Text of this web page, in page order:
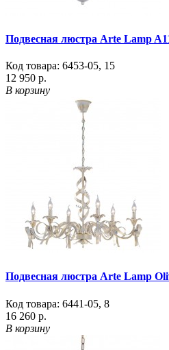
Подвесная люстра Arte Lamp
Код товара: 6453-05, 15
12 950 р.
В корзину
Подвесная люстра Arte Lamp
Код товара: 6441-05, 8
16 260 р.
В корзину